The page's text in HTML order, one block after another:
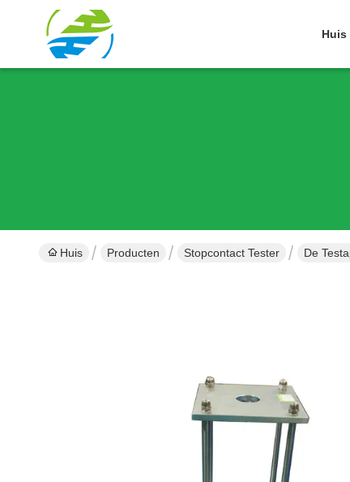
Huis
Huis Producten Stopcontact Tester De